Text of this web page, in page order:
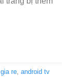
re android tv